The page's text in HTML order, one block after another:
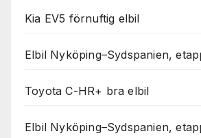
Kia EV5 förnuftig elbil
Elbil Nyköping–Sydspanien,
Toyota C-HR+ bra elbil
Elbil Nyköping–Sydspanien,